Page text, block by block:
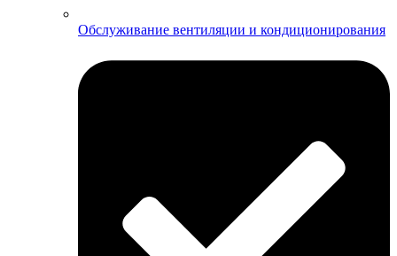
Обслуживание вентиляции и кондиционирования